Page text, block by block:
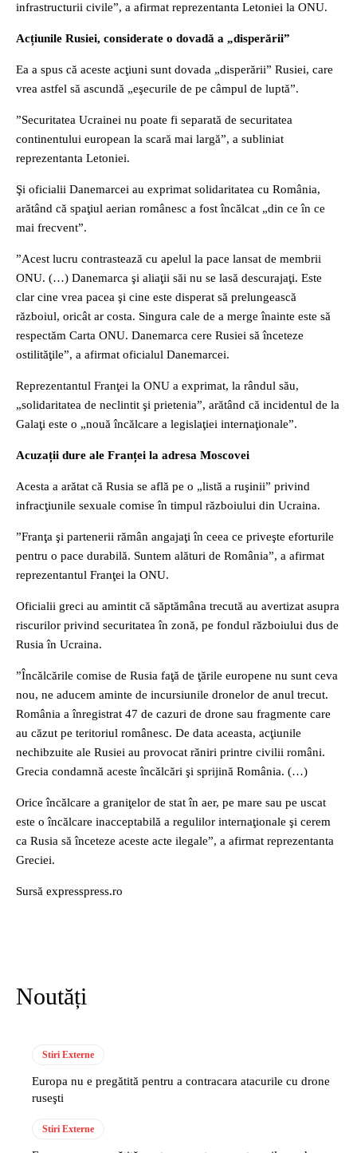
infrastructurii civile”, a afirmat reprezentanta Letoniei la ONU.
Acțiunile Rusiei, considerate o dovadă a „disperării”
Ea a spus că aceste acţiuni sunt dovada „disperării” Rusiei, care
vrea astfel să ascundă „eşecurile de pe câmpul de luptă”.
”Securitatea Ucrainei nu poate fi separată de securitatea
continentului european la scară mai largă”, a subliniat
reprezentanta Letoniei.
Şi oficialii Danemarcei au exprimat solidaritatea cu România,
arătând că spaţiul aerian românesc a fost încălcat „din ce în ce
mai frecvent”.
”Acest lucru contrastează cu apelul la pace lansat de membrii
ONU. (…) Danemarca şi aliaţii săi nu se lasă descurajaţi. Este
clar cine vrea pacea şi cine este disperat să prelungească
războiul, oricât ar costa. Singura cale de a merge înainte este să
respectăm Carta ONU. Danemarca cere Rusiei să înceteze
ostilităţile”, a afirmat oficialul Danemarcei.
Reprezentantul Franţei la ONU a exprimat, la rândul său,
„solidaritatea de neclintit şi prietenia”, arătând că incidentul de la
Galaţi este o „nouă încălcare a legislaţiei internaţionale”.
Acuzații dure ale Franței la adresa Moscovei
Acesta a arătat că Rusia se află pe o „listă a ruşinii” privind
infracţiunile sexuale comise în timpul războiului din Ucraina.
”Franţa şi partenerii rămân angajaţi în ceea ce priveşte eforturile
pentru o pace durabilă. Suntem alături de România”, a afirmat
reprezentantul Franţei la ONU.
Oficialii greci au amintit că săptămâna trecută au avertizat asupra
riscurilor privind securitatea în zonă, pe fondul războiului dus de
Rusia în Ucraina.
”Încălcările comise de Rusia faţă de ţările europene nu sunt ceva
nou, ne aducem aminte de incursiunile dronelor de anul trecut.
România a înregistrat 47 de cazuri de drone sau fragmente care
au căzut pe teritoriul românesc. De data aceasta, acţiunile
nechibzuite ale Rusiei au provocat răniri printre civilii români.
Grecia condamnă aceste încălcări şi sprijină România. (…)
Orice încălcare a graniţelor de stat în aer, pe mare sau pe uscat
este o încălcare inacceptabilă a regulilor internaţionale şi cerem
ca Rusia să înceteze aceste acte ilegale”, a afirmat reprezentanta
Greciei.
Sursă expresspress.ro
Noutăți
Stiri Externe
Europa nu e pregătită pentru a contracara atacurile cu drone
ruseşti
Stiri Externe